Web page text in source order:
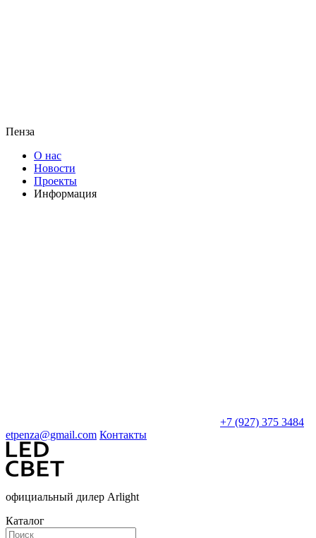
Пенза
О нас
Новости
Проекты
Информация
+7 (927) 375 3484
etpenza@gmail.com Контакты
официальный дилер Arlight
Каталог